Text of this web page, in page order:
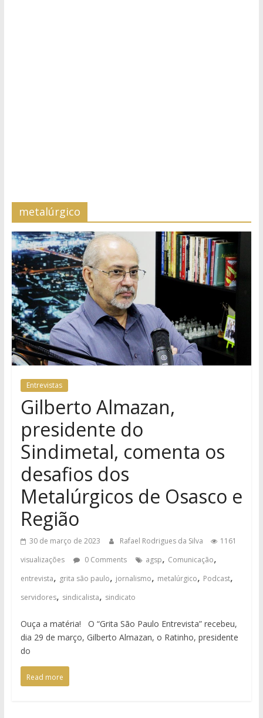
metalúrgico
Entrevistas
Gilberto Almazan,
presidente do
Sindimetal, comenta os
desafios dos
Metalúrgicos de Osasco e
Região
30 de março de 2023 Rafael Rodrigues da Silva
1161
visualizações
0 Comments agsp, Comunicação,
entrevista, grita são paulo, jornalismo, metalúrgico, Podcast,
servidores, sindicalista, sindicato
Ouça a matéria! O “Grita São Paulo Entrevista” recebeu,
dia 29 de março, Gilberto Almazan, o Ratinho, presidente
do
Read more